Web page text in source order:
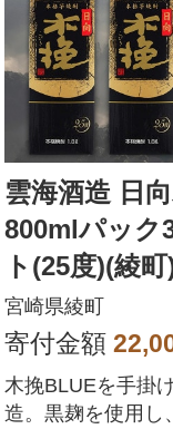
雲海酒造 日
800mlパック
ト(25度)(綾町
宮崎県綾町
寄付金額
木挽BLUEを手掛
造。黒麹を使用し